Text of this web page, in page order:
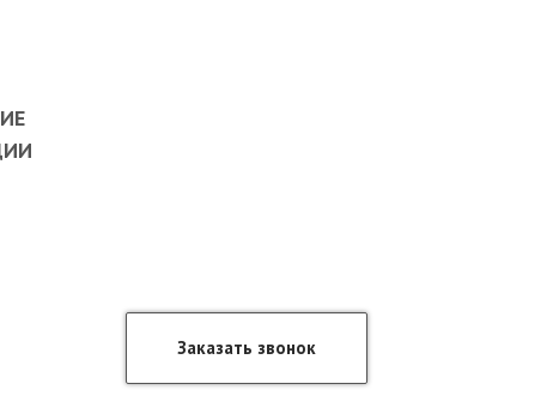
Заказать звонок